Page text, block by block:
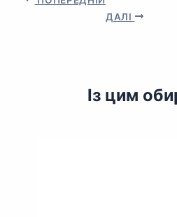
ДАЛІ
Із цим